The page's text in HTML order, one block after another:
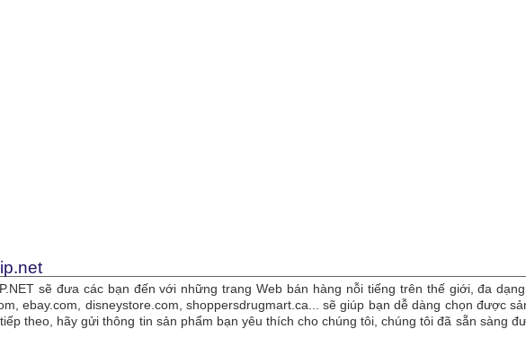
sẽ đưa các bạn đến với những trang Web bán hàng nỗi tiếng trên thế giới, đa
ebay.com, disneystore.com, shoppersdrugmart.ca... sẽ giúp bạn dễ dàng chọn được
theo, hãy gửi thông tin sản phẩm bạn yêu thích cho chúng tôi, chúng tôi đã sẵn sàng